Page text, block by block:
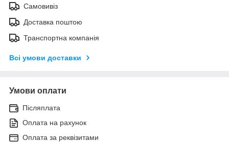
Самовивіз
Доставка поштою
Транспортна компанія
Всі умови доставки
Умови оплати
Післяплата
Оплата на рахунок
Оплата за реквізитами